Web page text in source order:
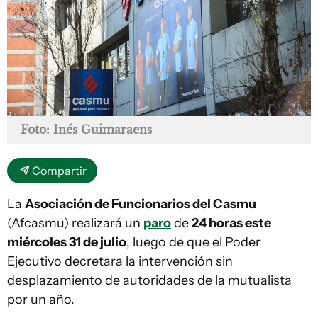
Foto: Inés Guimaraens
Compartir
La Asociación de Funcionarios del Casmu
(Afcasmu) realizará un parode24 horas este
miércoles 31 de julio, luego de que el Poder
Ejecutivo decretara la intervención sin
desplazamiento de autoridades de la mutualista
por un año.